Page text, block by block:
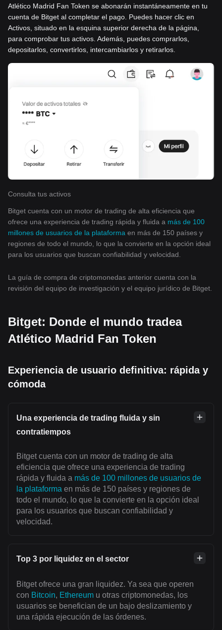
Atlético Madrid Fan Token se abonarán instantáneamente en tu
cuenta de Bitget al completar el pago. Puedes hacer clic en
Activos, situado en la esquina superior derecha de la página,
para comprobar tus activos. Además, puedes comprarlos,
depositarlos, convertirlos, intercambiarlos y retirarlos.
Consulta tus activos
Bitget cuenta con un motor de trading de alta eficiencia que
ofrece una experiencia de trading rápida y fluida a más de 100
millones de usuarios de la plataforma en más de 150 países y
regiones de todo el mundo, lo que la convierte en la opción ideal
para los usuarios que buscan confiabilidad y velocidad.
La guía de compra de criptomonedas anterior cuenta con la
revisión del equipo de investigación y el equipo jurídico de Bitget.
Bitget: Donde el mundo tradea
Atlético Madrid Fan Token
Experiencia de usuario definitiva: rápida y
cómoda
Una experiencia de trading fluida y sin
contratiempos
Bitget cuenta con un motor de trading de alta
eficiencia que ofrece una experiencia de trading
rápida y fluida a más de 100 millones de usuarios de
la plataforma en más de 150 países y regiones de
todo el mundo, lo que la convierte en la opción ideal
para los usuarios que buscan confiabilidad y
velocidad.
Top 3 por liquidez en el sector
Bitget ofrece una gran liquidez. Ya sea que operen
con Bitcoin, Ethereum u otras criptomonedas, los
usuarios se benefician de un bajo deslizamiento y
una rápida ejecución de las órdenes.